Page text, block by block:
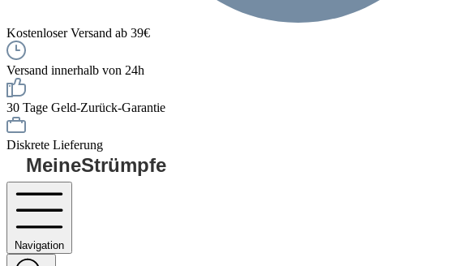
Kostenloser Versand ab 39€
Versand innerhalb von 24h
30 Tage Geld-Zurück-Garantie
Diskrete Lieferung
MeineStrümpfe
Navigation